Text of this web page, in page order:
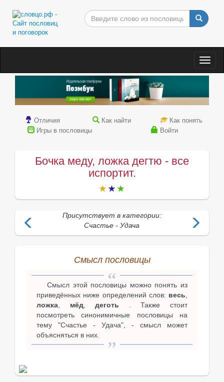
Отличия Как найти
Как понять
Игры в пословицы
Войти
Бочка меду, ложка дегтю - все
испортит.
Присутствует в категории:
Счастье - Удача
Смысл пословицы
Смысл этой пословицы можно понять из
приведённых ниже определений слов: весь,
ложка, мёд,деготь . Также стоит
посмотреть синонимичные пословицы на
тему "Счастье - Удача", - смысл может
объясняться в них.